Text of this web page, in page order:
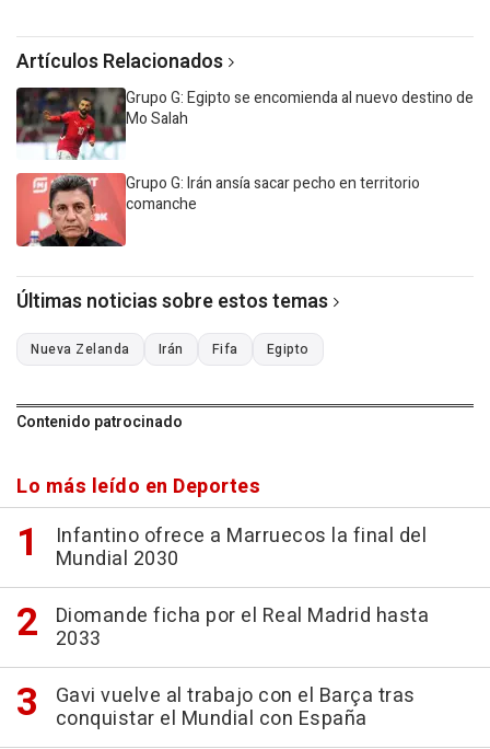
Artículos Relacionados
Grupo G: Egipto se encomienda al nuevo destino de
Mo Salah
Grupo G: Irán ansía sacar pecho en territorio
comanche
Últimas noticias sobre estos temas
Nueva Zelanda Irán Fifa Egipto
Contenido patrocinado
Lo más leído en Deportes
Infantino ofrece a Marruecos la final del
Mundial 2030
Diomande ficha por el Real Madrid hasta
2033
Gavi vuelve al trabajo con el Barça tras
conquistar el Mundial con España